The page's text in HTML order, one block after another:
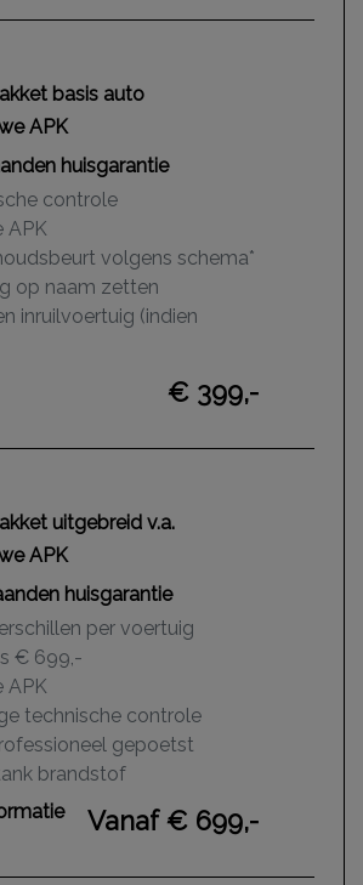
basis auto
APK
huisgarantie
controle
APK
volgens schema*
op naam zetten
inruilvoertuig (indien
€ 399,-
uitgebreid v.a.
APK
huisgarantie
per voertuig
€ 699,-
APK
technische controle
gepoetst
brandstof
Instap garantie*
volgens schema
Vanaf € 699,-